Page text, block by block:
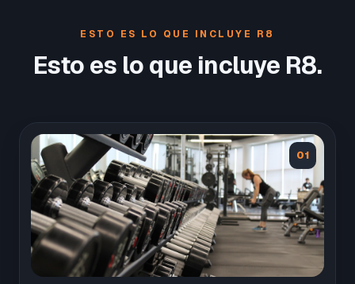
ESTO ES LO QUE INCLUYE R8
Esto es lo que incluye R8.
01